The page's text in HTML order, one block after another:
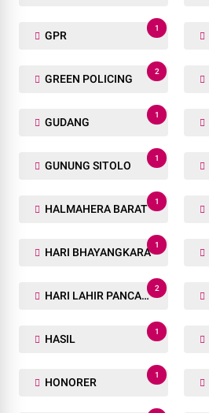
GPR
1
GREEN POLICING
2
GUDANG
1
GUNUNG SITOLO
1
HALMAHERA BARAT
1
HARI BHAYANGKARA
1
HARI LAHIR PANCASILA
2
HASIL
1
HONORER
1